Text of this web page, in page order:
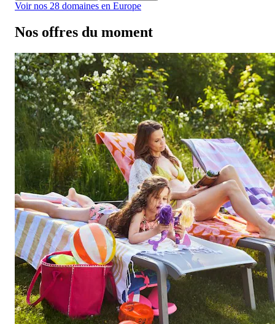
Voir nos 28 domaines en Europe
Nos offres du moment